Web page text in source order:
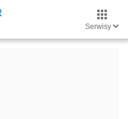
Serwisy